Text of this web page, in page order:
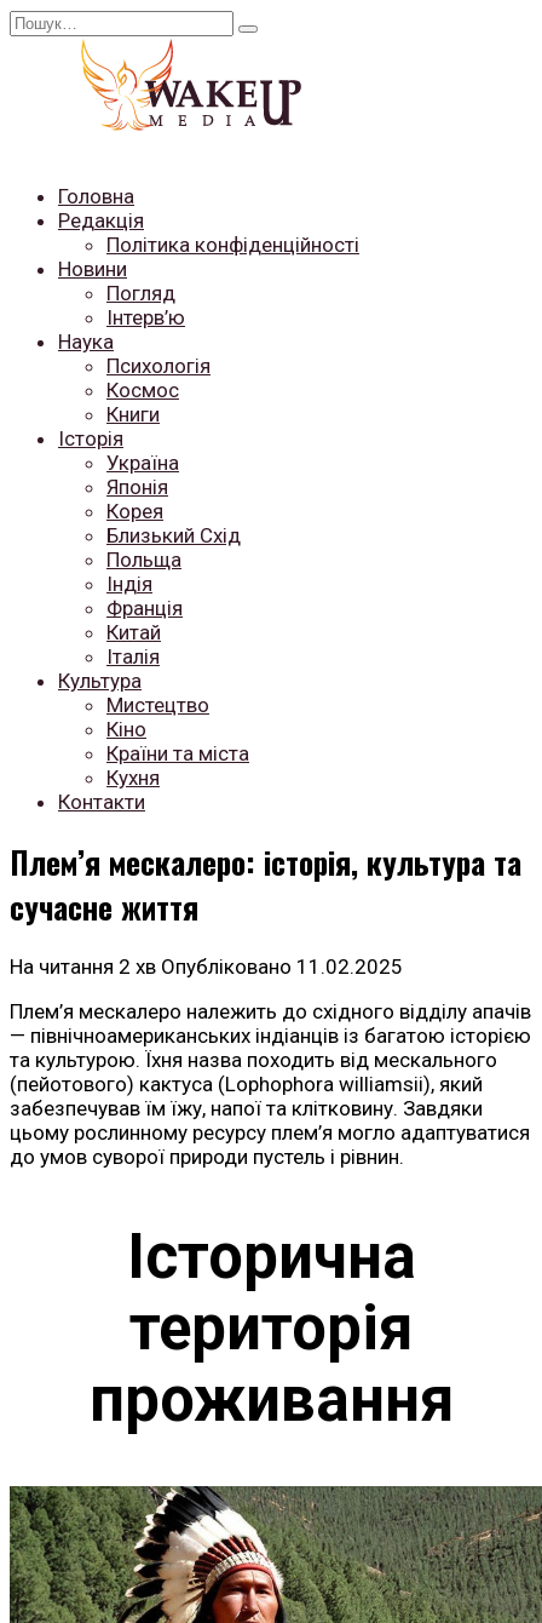
Перейти
Search
Головна
Редакція
Політика конфіденційності
Новини
Погляд
Інтерв’ю
Наука
Психологія
Космос
Книги
Історія
Україна
Японія
Корея
Близький Схід
Польща
Індія
Франція
Китай
Італія
Культура
Мистецтво
Кіно
Країни та міста
Кухня
Контакти
Плем’я мескалеро: історія, культура та
сучасне життя
На читання 2 хв Опубліковано 11.02.2025
Плем’я мескалеро належить до східного відділу апачів
— північноамериканських індіанців із багатою історією
та культурою. Їхня назва походить від мескального
(пейотового) кактуса (Lophophora williamsii), який
забезпечував їм їжу, напої та клітковину. Завдяки
цьому рослинному ресурсу плем’я могло адаптуватися
до умов суворої природи пустель і рівнин.
Історична
територія
проживання